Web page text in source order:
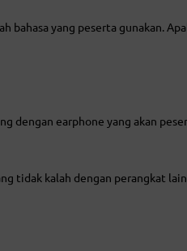
yang peserta gunakan.
earphone yang akan
tidak kalah dengan perangkat